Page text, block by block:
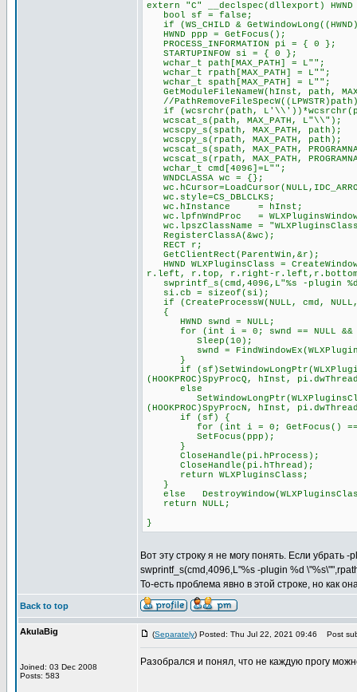
extern "C" __declspec(dllexport)
bool sf = false;
if (WS_CHILD &
HWND ppp = GetFocus();
PROCESS_INFORMATION pi = { 0 };
STARTUPINFOW si = { 0 };
wchar_t path[MAX_PATH] = L"";
wchar_t rpath[MAX_PATH] = L"";
wchar_t spath[MAX_PATH] = L"";
GetModuleFileNameW(hInst, path,
//
if (wcsrchr(path,
wcscat_s(path, MAX_PATH, L"\\");
wcscpy_s(spath, MAX_PATH, path);
wcscpy_s(rpath, MAX_PATH, path);
wcscat_s(spath, MAX_PATH,
wcscat_s(rpath, MAX_PATH,
wchar_t cmd[4096]=L"";
WNDCLASSA wc = {};
wc.style=CS_DBLCLKS;
wc.hInstance = hInst;
wc.lpfnWndProc =
wc.lpszClassName =
RegisterClassA(&wc);
RECT r;
GetClientRect(ParentWin,&r);
HWND WLXPluginsClass =
r.left, r.top, r.right-r.left,r.bottom-
swprintf_s(cmd,4096,L"%s -plugin
si.cb = sizeof(si);
if (CreateProcessW(NULL, cmd,
{
HWND swnd = NULL;
for (int i = 0; swnd == NULL &&
Sleep(10);
swnd =
}
if
(HOOKPROC)SpyProcQ, hInst,
else
SetWindowLongPtr(WLXPluginsClass,
(HOOKPROC)SpyProcN, hInst,
if (sf) {
for (int i = 0; GetFocus() ==
SetFocus(ppp);
}
CloseHandle(pi.hProcess);
CloseHandle(pi.hThread);
return WLXPluginsClass;
}
else
return NULL;
}
Вот эту строку я не могу понять. Если убрать
swprintf_s(cmd,4096,L"%s -plugin %d
То-есть проблема явно в этой строке, но как
Back to top
AkulaBig
Joined: 03 Dec 2008
Posts: 583
(Separately) Posted: Thu Jul 22, 2021 09:46 Post
Разобрался и понял, что не каждую прогу